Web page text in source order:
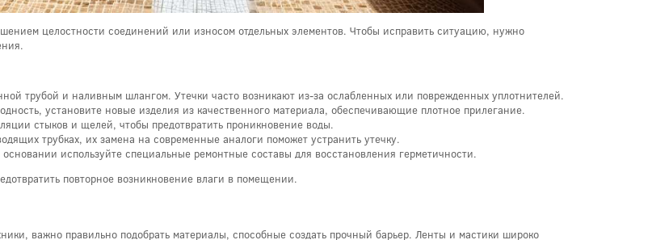
целостности соединений или износом отдельных элементов. Чтобы исправить ситуацию, нужно
трубой и наливным шлангом. Утечки часто возникают из-за ослабленных или поврежденных уплотнителей.
установите новые изделия из качественного материала, обеспечивающие плотное прилегание.
стыков и щелей, чтобы предотвратить проникновение воды.
трубках, их замена на современные аналоги поможет устранить утечку.
используйте специальные ремонтные составы для восстановления герметичности.
повторное возникновение влаги в помещении.
важно правильно подобрать материалы, способные создать прочный барьер. Ленты и мастики широко